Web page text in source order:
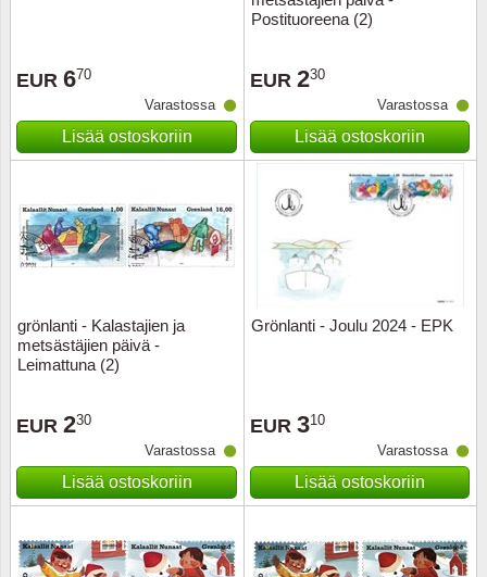
EUR 670
Varastossa
Lisää ostoskoriin
Postituoreena (2)
EUR 230
Varastossa
Lisää ostoskoriin
grönlanti - Kalastajien ja
metsästäjien päivä -
Leimattuna (2)
EUR 230
Varastossa
Lisää ostoskoriin
Grönlanti - Joulu 2024 - EPK
EUR 310
Varastossa
Lisää ostoskoriin
Kreikka
Kukkia
Länsi-
Malta